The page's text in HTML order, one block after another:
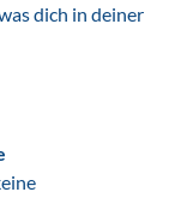
dich in deiner